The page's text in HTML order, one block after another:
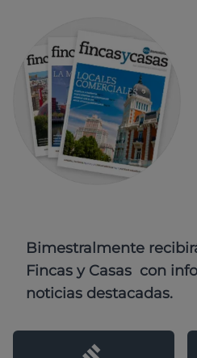
Bimestralmente
Fincas y Casas con
noticias destacadas.